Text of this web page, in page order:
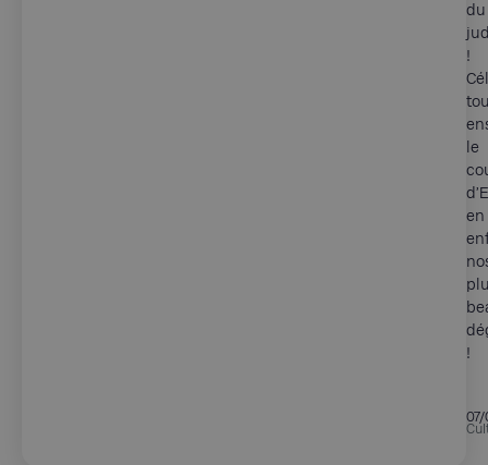
du
!
le
en
!
07/